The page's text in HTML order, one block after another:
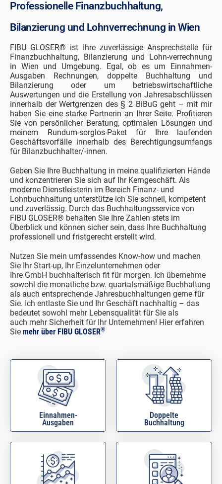
Professionelle Finanzbuchhaltung,
Bilanzierung und Lohnverrechnung in Wien
FIBU GLOSER® ist Ihre zuverlässige Ansprechstelle für
Finanzbuchhaltung, Bilanzierung und Lohn-verrechnung
in Wien und Umgebung. Egal, ob es um Einnahmen-
Ausgaben Rechnungen, doppelte Buchhaltung und
Bilanzierung oder um betriebswirtschaftliche
Auswertungen und die Erstellung von Jahresabschlüssen
innerhalb der Wertgrenzen des § 2 BiBuG geht – mit mir
haben Sie eine starke Partnerin an Ihrer Seite. Profitieren
Sie von persönlicher Beratung, optimalen Lösungen und
meinem Rundum-sorglos-Paket für Ihre laufenden
Geschäftsvorfälle innerhalb des Berechtigungsumfangs
für Bilanzbuchhalter/-innen.
Geben Sie Ihre Buchhaltung in meine qualifizierten Hände
und konzentrieren Sie sich auf Ihr Kerngeschäft. Als
moderne Dienstleisterin im Bereich Finanz- und
Lohnbuchhaltung unterstütze ich Sie schnell, kompetent
und zuverlässig. Durch das Buchhaltungsservice von
FIBU GLOSER® behalten Sie Ihre Zahlen stets im
Überblick und können sicher sein, dass Ihre Buchhaltung
professionell und fristgerecht erstellt wird.
Nutzen Sie mein umfassendes Know-how und machen
Sie Ihr Start-up, Ihr Einzelunternehmen oder
Ihre GmbH buchhalterisch fit für morgen. Ich übernehme
sowohl die monatliche bzw. quartalsmäßige Buchhaltung
als auch entsprechende Jahresbuchhaltungen gerne für
Sie. Ich entlaste Sie und Ihr Geschäft nachhaltig – das
bedeutet sowohl mehr Lebensqualität für Sie als
auch mehr Sicherheit für Ihr Unternehmen! Hier erfahren
Sie mehr über FIBU GLOSER®
Einnahmen-
Ausgaben
Doppelte
Buchhaltung